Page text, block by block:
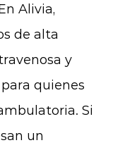
Alivia,
de alta
y
quienes
Si
un